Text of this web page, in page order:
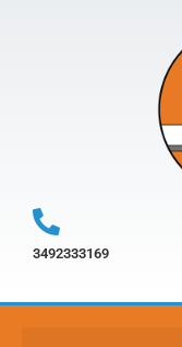
3492333169